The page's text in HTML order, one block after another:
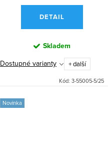
DETAIL
Skladem
Dostupné varianty + další
Kód: 3-55005-5/25
Novinka